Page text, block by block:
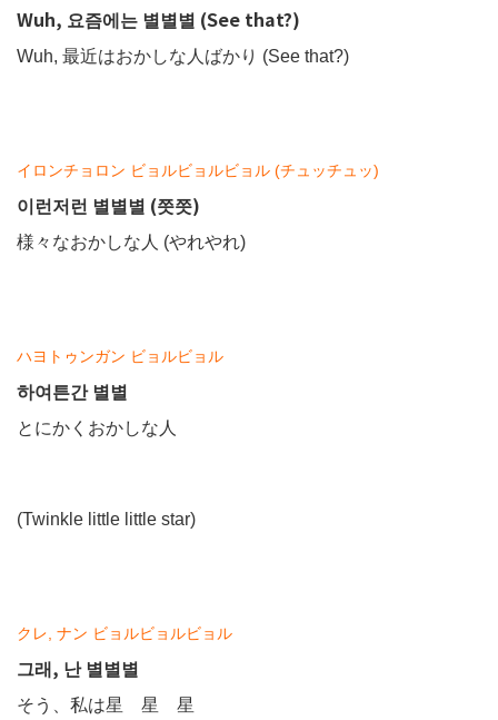
Wuh, 요즘에는 별별별 (See that?)
Wuh, 最近はおかしな人ばかり (See that?)
イロンチョロン ビョルビョルビョル (チュッチュッ)
이런저런 별별별 (쯧쯧)
様々なおかしな人 (やれやれ)
ハヨトゥンガン ビョルビョル
하여튼간 별별
とにかくおかしな人
(Twinkle little little star)
クレ, ナン ビョルビョルビョル
그래, 난 별별별
そう、私は星 星 星